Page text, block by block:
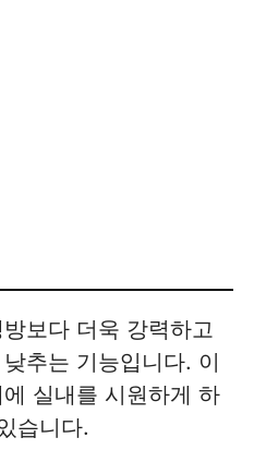
보다 더욱 강력하고
추는 기능입니다. 이
실내를 시원하게 하
습니다.